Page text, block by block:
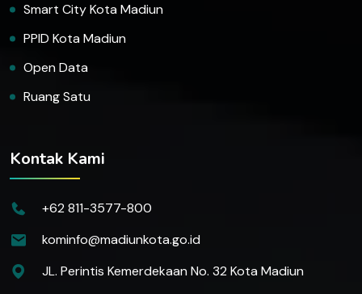
Smart City Kota Madiun
PPID Kota Madiun
Open Data
Ruang Satu
Kontak Kami
+62 811-3577-800
kominfo@madiunkota.go.id
JL. Perintis Kemerdekaan No. 32 Kota Madiun